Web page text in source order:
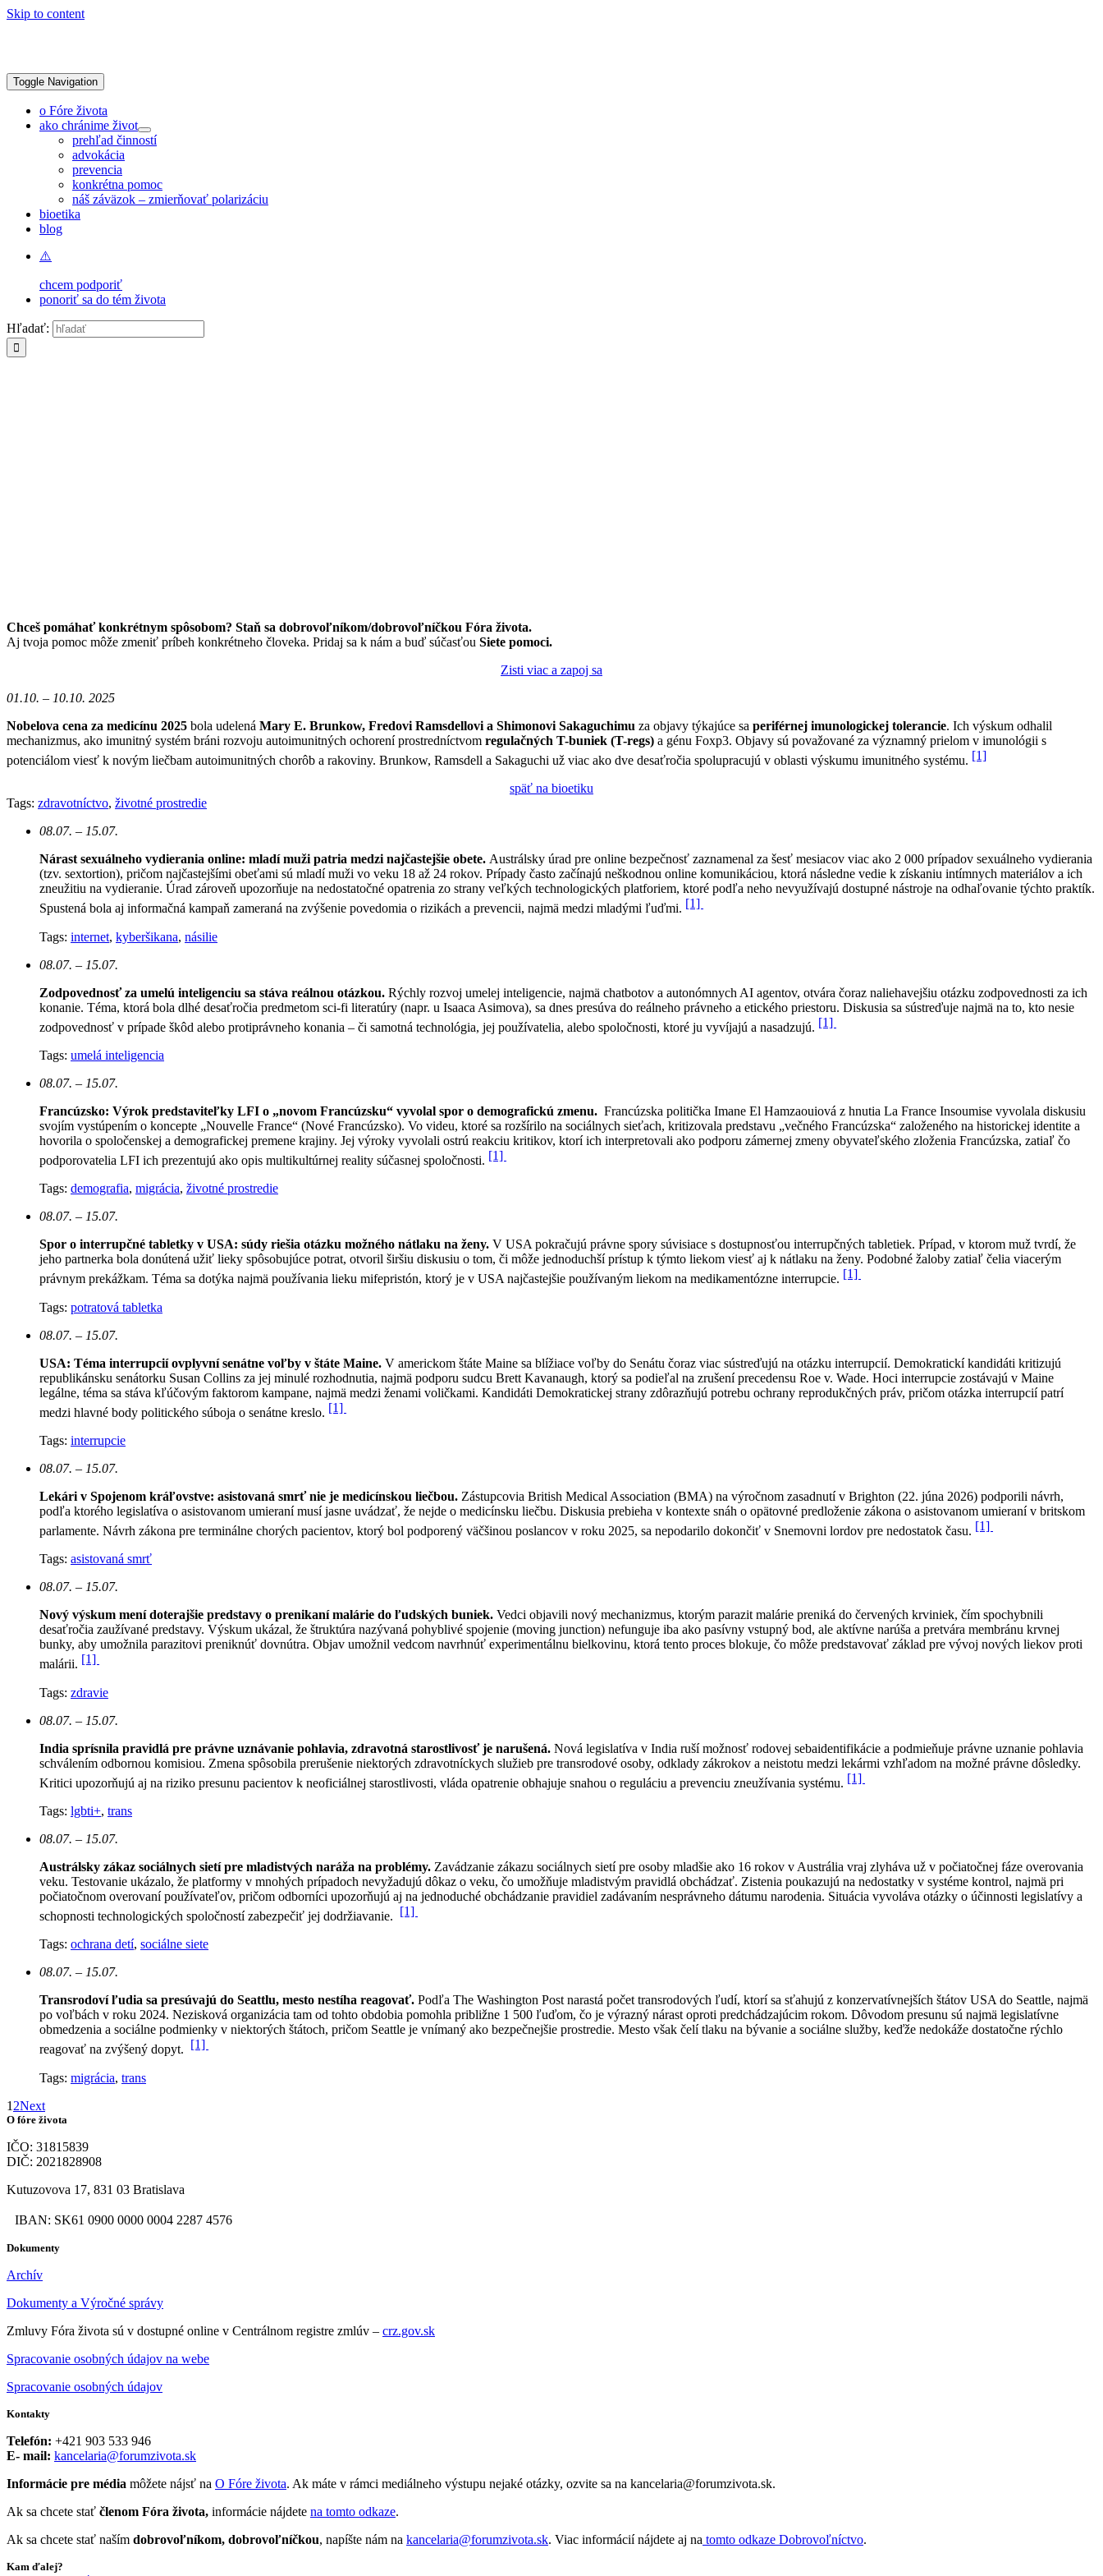
Skip to content
Toggle Navigation
o Fóre života
ako chránime život
prehľad činností
advokácia
prevencia
konkrétna pomoc
náš záväzok – zmierňovať polarizáciu
bioetika
blog
chcem podporiť
ponoriť sa do tém života
Hľadať:
Chceš pomáhať konkrétnym spôsobom? Staň sa dobrovoľníkom/dobrovoľníčkou Fóra života.
Aj tvoja pomoc môže zmeniť príbeh konkrétneho človeka. Pridaj sa k nám a buď súčasťou Siete pomoci.
Zisti viac a zapoj sa
01.10. – 10.10. 2025
Nobelova cena za medicínu 2025 bola udelená Mary E. Brunkow, Fredovi Ramsdellovi a Shimonovi Sakaguchimu za objavy týkajúce sa periférnej imunologickej tolerancie. Ich výskum odhalil
mechanizmus, ako imunitný systém bráni rozvoju autoimunitných ochorení prostredníctvom regulačných T-buniek (T-regs) a génu Foxp3. Objavy sú považované za významný prielom v imunológii s
potenciálom viesť k novým liečbam autoimunitných chorôb a rakoviny. Brunkow, Ramsdell a Sakaguchi už viac ako dve desaťročia spolupracujú v oblasti výskumu imunitného systému. [1]
späť na bioetiku
Tags: zdravotníctvo, životné prostredie
08.07. – 15.07.
Nárast sexuálneho vydierania online: mladí muži patria medzi najčastejšie obete. Austrálsky úrad pre online bezpečnosť zaznamenal za šesť mesiacov viac ako 2 000 prípadov sexuálneho vydierania
(tzv. sextortion), pričom najčastejšími obeťami sú mladí muži vo veku 18 až 24 rokov. Prípady často začínajú neškodnou online komunikáciou, ktorá následne vedie k získaniu intímnych materiálov a ich
zneužitiu na vydieranie. Úrad zároveň upozorňuje na nedostatočné opatrenia zo strany veľkých technologických platforiem, ktoré podľa neho nevyužívajú dostupné nástroje na odhaľovanie týchto praktík.
Spustená bola aj informačná kampaň zameraná na zvýšenie povedomia o rizikách a prevencii, najmä medzi mladými ľuďmi. [1]
Tags: internet, kyberšikana, násilie
08.07. – 15.07.
Zodpovednosť za umelú inteligenciu sa stáva reálnou otázkou. Rýchly rozvoj umelej inteligencie, najmä chatbotov a autonómnych AI agentov, otvára čoraz naliehavejšiu otázku zodpovednosti za ich
konanie. Téma, ktorá bola dlhé desaťročia predmetom sci-fi literatúry (napr. u Isaaca Asimova), sa dnes presúva do reálneho právneho a etického priestoru. Diskusia sa sústreďuje najmä na to, kto nesie
zodpovednosť v prípade škôd alebo protiprávneho konania – či samotná technológia, jej používatelia, alebo spoločnosti, ktoré ju vyvíjajú a nasadzujú. [1]
Tags: umelá inteligencia
08.07. – 15.07.
Francúzsko: Výrok predstaviteľky LFI o „novom Francúzsku“ vyvolal spor o demografickú zmenu. Francúzska politička Imane El Hamzaouiová z hnutia La France Insoumise vyvolala diskusiu
svojím vystúpením o koncepte „Nouvelle France“ (Nové Francúzsko). Vo videu, ktoré sa rozšírilo na sociálnych sieťach, kritizovala predstavu „večného Francúzska“ založeného na historickej identite a
hovorila o spoločenskej a demografickej premene krajiny. Jej výroky vyvolali ostrú reakciu kritikov, ktorí ich interpretovali ako podporu zámernej zmeny obyvateľského zloženia Francúzska, zatiaľ čo
podporovatelia LFI ich prezentujú ako opis multikultúrnej reality súčasnej spoločnosti. [1]
Tags: demografia, migrácia, životné prostredie
08.07. – 15.07.
Spor o interrupčné tabletky v USA: súdy riešia otázku možného nátlaku na ženy. V USA pokračujú právne spory súvisiace s dostupnosťou interrupčných tabletiek. Prípad, v ktorom muž tvrdí, že
jeho partnerka bola donútená užiť lieky spôsobujúce potrat, otvoril širšiu diskusiu o tom, či môže jednoduchší prístup k týmto liekom viesť aj k nátlaku na ženy. Podobné žaloby zatiaľ čelia viacerým
právnym prekážkam. Téma sa dotýka najmä používania lieku mifepristón, ktorý je v USA najčastejšie používaným liekom na medikamentózne interrupcie. [1]
Tags: potratová tabletka
08.07. – 15.07.
USA: Téma interrupcií ovplyvní senátne voľby v štáte Maine. V americkom štáte Maine sa blížiace voľby do Senátu čoraz viac sústreďujú na otázku interrupcií. Demokratickí kandidáti kritizujú
republikánsku senátorku Susan Collins za jej minulé rozhodnutia, najmä podporu sudcu Brett Kavanaugh, ktorý sa podieľal na zrušení precedensu Roe v. Wade. Hoci interrupcie zostávajú v Maine
legálne, téma sa stáva kľúčovým faktorom kampane, najmä medzi ženami voličkami. Kandidáti Demokratickej strany zdôrazňujú potrebu ochrany reprodukčných práv, pričom otázka interrupcií patrí
medzi hlavné body politického súboja o senátne kreslo. [1]
Tags: interrupcie
08.07. – 15.07.
Lekári v Spojenom kráľovstve: asistovaná smrť nie je medicínskou liečbou. Zástupcovia British Medical Association (BMA) na výročnom zasadnutí v Brighton (22. júna 2026) podporili návrh,
podľa ktorého legislatíva o asistovanom umieraní musí jasne uvádzať, že nejde o medicínsku liečbu. Diskusia prebieha v kontexte snáh o opätovné predloženie zákona o asistovanom umieraní v britskom
parlamente. Návrh zákona pre terminálne chorých pacientov, ktorý bol podporený väčšinou poslancov v roku 2025, sa nepodarilo dokončiť v Snemovni lordov pre nedostatok času. [1]
Tags: asistovaná smrť
08.07. – 15.07.
Nový výskum mení doterajšie predstavy o prenikaní malárie do ľudských buniek. Vedci objavili nový mechanizmus, ktorým parazit malárie preniká do červených krviniek, čím spochybnili
desaťročia zaužívané predstavy. Výskum ukázal, že štruktúra nazývaná pohyblivé spojenie (moving junction) nefunguje iba ako pasívny vstupný bod, ale aktívne narúša a pretvára membránu krvnej
bunky, aby umožnila parazitovi preniknúť dovnútra. Objav umožnil vedcom navrhnúť experimentálnu bielkovinu, ktorá tento proces blokuje, čo môže predstavovať základ pre vývoj nových liekov proti
malárii. [1]
Tags: zdravie
08.07. – 15.07.
India sprísnila pravidlá pre právne uznávanie pohlavia, zdravotná starostlivosť je narušená. Nová legislatíva v India ruší možnosť rodovej sebaidentifikácie a podmieňuje právne uznanie pohlavia
schválením odbornou komisiou. Zmena spôsobila prerušenie niektorých zdravotníckych služieb pre transrodové osoby, odklady zákrokov a neistotu medzi lekármi vzhľadom na možné právne dôsledky.
Kritici upozorňujú aj na riziko presunu pacientov k neoficiálnej starostlivosti, vláda opatrenie obhajuje snahou o reguláciu a prevenciu zneužívania systému. [1]
Tags: lgbti+, trans
08.07. – 15.07.
Austrálsky zákaz sociálnych sietí pre mladistvých naráža na problémy. Zavádzanie zákazu sociálnych sietí pre osoby mladšie ako 16 rokov v Austrália vraj zlyháva už v počiatočnej fáze overovania
veku. Testovanie ukázalo, že platformy v mnohých prípadoch nevyžadujú dôkaz o veku, čo umožňuje mladistvým pravidlá obchádzať. Zistenia poukazujú na nedostatky v systéme kontrol, najmä pri
počiatočnom overovaní používateľov, pričom odborníci upozorňujú aj na jednoduché obchádzanie pravidiel zadávaním nesprávneho dátumu narodenia. Situácia vyvoláva otázky o účinnosti legislatívy a
schopnosti technologických spoločností zabezpečiť jej dodržiavanie. [1]
Tags: ochrana detí, sociálne siete
08.07. – 15.07.
Transrodoví ľudia sa presúvajú do Seattlu, mesto nestíha reagovať. Podľa The Washington Post narastá počet transrodových ľudí, ktorí sa sťahujú z konzervatívnejších štátov USA do Seattle, najmä
po voľbách v roku 2024. Nezisková organizácia tam od tohto obdobia pomohla približne 1 500 ľuďom, čo je výrazný nárast oproti predchádzajúcim rokom. Dôvodom presunu sú najmä legislatívne
obmedzenia a sociálne podmienky v niektorých štátoch, pričom Seattle je vnímaný ako bezpečnejšie prostredie. Mesto však čelí tlaku na bývanie a sociálne služby, keďže nedokáže dostatočne rýchlo
reagovať na zvýšený dopyt. [1]
Tags: migrácia, trans
1 2Next
O fóre života
IČO: 31815839
DIČ: 2021828908
Kutuzovova 17, 831 03 Bratislava
IBAN: SK61 0900 0000 0004 2287 4576
Dokumenty
Archív
Dokumenty a Výročné správy
Zmluvy Fóra života sú v dostupné online v Centrálnom registre zmlúv – crz.gov.sk
Spracovanie osobných údajov na webe
Spracovanie osobných údajov
Kontakty
Telefón: +421 903 533 946
E- mail: kancelaria@forumzivota.sk
Informácie pre média môžete nájsť na O Fóre života. Ak máte v rámci mediálneho výstupu nejaké otázky, ozvite sa na kancelaria@forumzivota.sk.
Ak sa chcete stať členom Fóra života, informácie nájdete na tomto odkaze.
Ak sa chcete stať naším dobrovoľníkom, dobrovoľníčkou, napíšte nám na kancelaria@forumzivota.sk. Viac informácií nájdete aj na tomto odkaze Dobrovoľníctvo.
Kam ďalej?